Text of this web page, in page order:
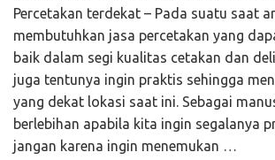
Percetakan terdekat – Pada suatu saat
membutuhkan jasa percetakan yang
baik dalam segi kualitas cetakan dan
juga tentunya ingin praktis sehingga
yang dekat lokasi saat ini. Sebagai
berlebihan apabila kita ingin segalanya
jangan karena ingin menemukan …